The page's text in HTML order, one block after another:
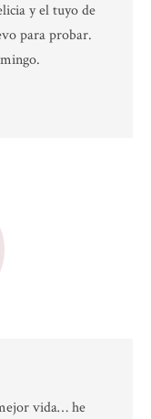
y el tuyo de
para probar.
vida… he